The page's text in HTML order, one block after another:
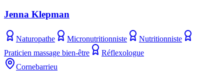
Jenna Klepman
Naturopathe Micronutritionniste
Nutritionniste
Praticien massage bien-être
Réflexologue
Cornebarrieu